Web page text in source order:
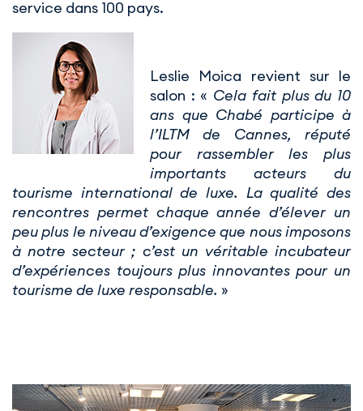
service dans 100 pays.
Leslie Moica revient sur le
salon : « Cela fait plus du 10
ans que Chabé participe à
l’ILTM de Cannes, réputé
pour rassembler les plus
importants acteurs du
tourisme international de luxe. La qualité des
rencontres permet chaque année d’élever un
peu plus le niveau d’exigence que nous imposons
à notre secteur ; c’est un véritable incubateur
d’expériences toujours plus innovantes pour un
tourisme de luxe responsable. »